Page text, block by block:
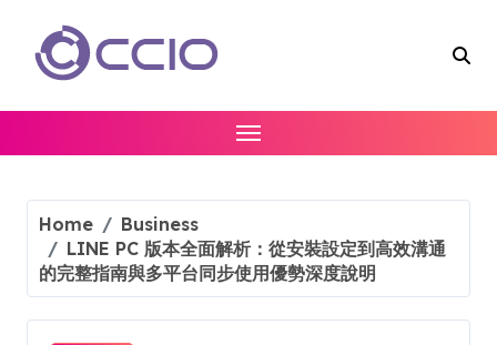
content
Home
Business
LINE PC 版本全面解析：從安裝設定到高效溝通
的完整指南與多平台同步使用優勢深度說明